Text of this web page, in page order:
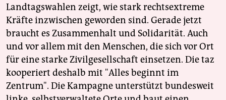
Landtagswahlen zeigt, wie stark rechtsextreme
Kräfte inzwischen geworden sind. Gerade jetzt
braucht es Zusammenhalt und Solidarität. Auch
und vor allem mit den Menschen, die sich vor Ort
für eine starke Zivilgesellschaft einsetzen. Die taz
kooperiert deshalb mit "Alles beginnt im
Zentrum". Die Kampagne unterstützt bundesweit